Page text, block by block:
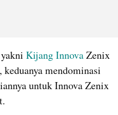
Kijang Innova Zenix
keduanya mendominasi
untuk Innova Zenix